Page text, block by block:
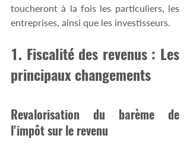
toucheront à la fois les particuliers, les
entreprises, ainsi que les investisseurs.
1. Fiscalité des revenus : Les
principaux changements
Revalorisation du barème de
l'impôt sur le revenu